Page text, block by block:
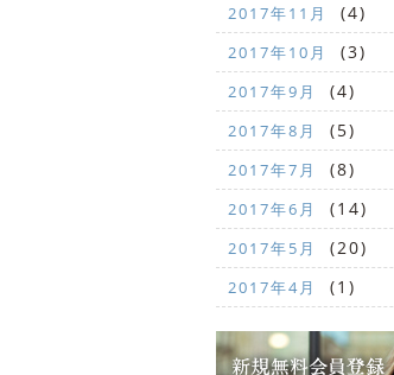
2017年11月 (4)
2017年10月 (3)
2017年9月 (4)
2017年8月 (5)
2017年7月 (8)
2017年6月 (14)
2017年5月 (20)
2017年4月 (1)